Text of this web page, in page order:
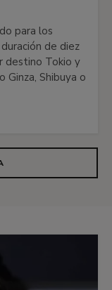
para los
de diez
destino Tokio y
Ginza, Shibuya o